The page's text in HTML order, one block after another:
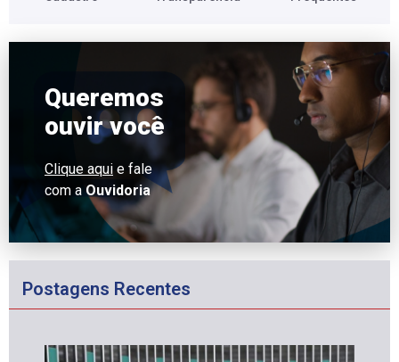
Queremos
ouvir você
Clique aqui e fale
com aOuvidoria
Postagens Recentes